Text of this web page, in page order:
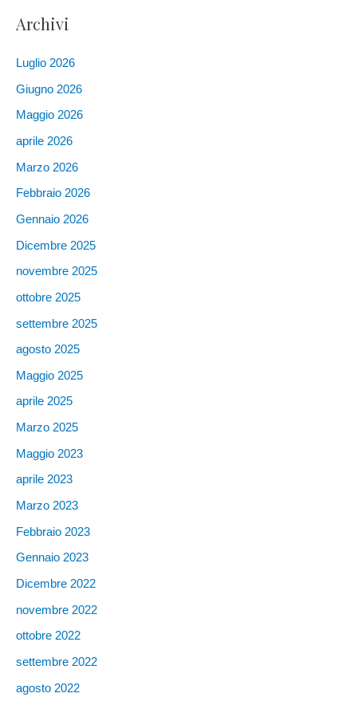
Archivi
Luglio 2026
Giugno 2026
Maggio 2026
aprile 2026
Marzo 2026
Febbraio 2026
Gennaio 2026
Dicembre 2025
novembre 2025
ottobre 2025
settembre 2025
agosto 2025
Maggio 2025
aprile 2025
Marzo 2025
Maggio 2023
aprile 2023
Marzo 2023
Febbraio 2023
Gennaio 2023
Dicembre 2022
novembre 2022
ottobre 2022
settembre 2022
agosto 2022